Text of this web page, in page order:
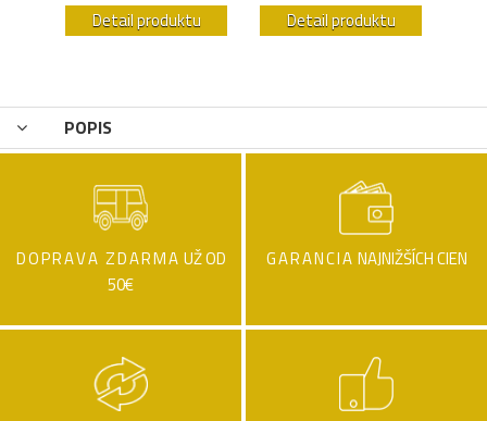
Detail produktu Detail produktu
POPIS
DOPRAVA ZDARMA UŽ OD
50€
GARANCIA NAJNIŽŠÍCH CIEN